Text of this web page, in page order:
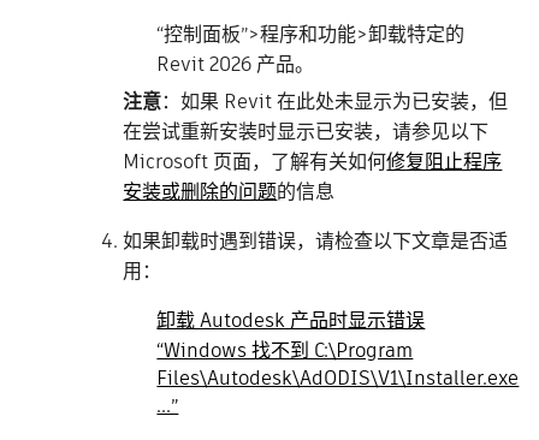
“控制面板”>程序和功能>卸载特定的
Revit 2026 产品。
注意：如果 Revit 在此处未显示为已安装，但
在尝试重新安装时显示已安装，请参见以下
Microsoft 页面，了解有关如何修复阻止程序
安装或删除的问题的信息
如果卸载时遇到错误，请检查以下文章是否适
用：
卸载 Autodesk 产品时显示错误
“Windows 找不到 C:\Program
Files\Autodesk\AdODIS\V1\Installer.exe
...”